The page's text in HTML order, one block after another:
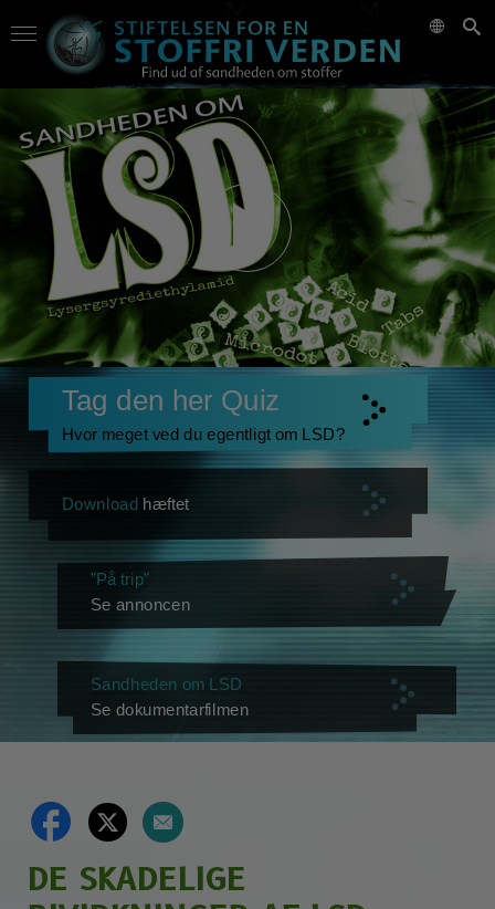
Tag den her Quiz
Hvor meget ved du egentligt om LSD?
Download hæftet
”På trip”
Se annoncen
Sandheden om LSD
Se dokumentarfilmen
DE SKADELIGE